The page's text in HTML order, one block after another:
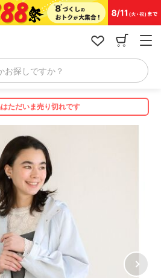
お探しですか？
ただいま売り切れです